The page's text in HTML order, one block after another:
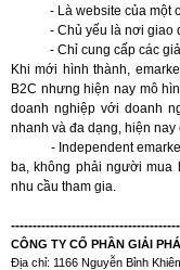
- Là website của một
- Chủ yếu là nơi giao
- Chỉ cung cấp các giải
Khi mới hình thành,
B2C nhưng hiện nay mô
doanh nghiệp với doanh
nhanh và đa dạng, hiện
- Independent
ba, không phải người mua
nhu cầu tham gia.
CÔNG TY CỔ PHẦN GIẢI
Địa chỉ: 1166 Nguyễn Bỉnh